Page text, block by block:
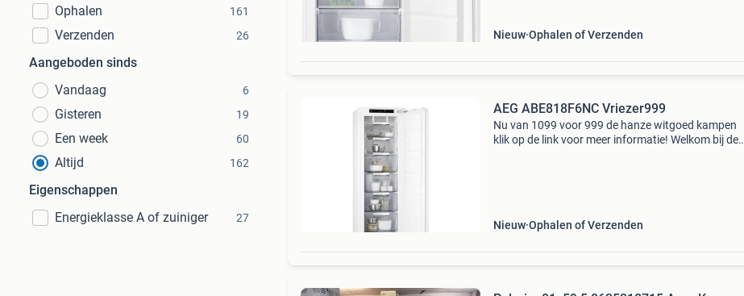
Ophalen
161
Verzenden 26
Aangeboden sinds
Vandaag
6
Gisteren 19
Een week 60
Altijd 162
Eigenschappen
Energieklasse A of zuiniger
27
Nieuw Ophalen of Verzenden
AEG ABE818F6NC Vriezer999
Nu van 1099 voor 999 de hanze witgoed kampen
klik op de link voor meer informatie! Welkom bij de
Nieuw Ophalen of Verzenden